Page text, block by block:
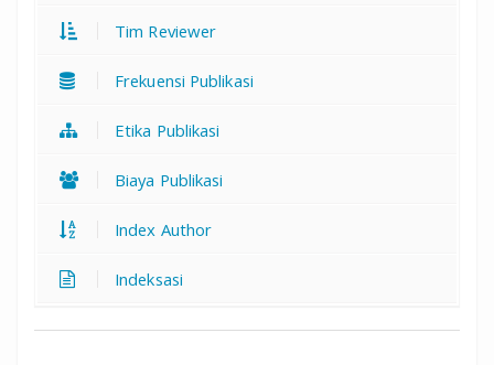
Tim Reviewer
Frekuensi Publikasi
Etika Publikasi
Biaya Publikasi
Index Author
Indeksasi